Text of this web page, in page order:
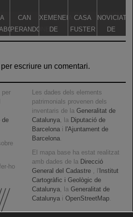
CAN
PERANDONES
- CASA
FARJAS
XEMENEIA
DE
L'ANTIGA
C.E.L.O.
CASA
FUSTER
NOVICIAT
DE
NOSTRA
per escriure un comentari.
per
de
ho
Les dades dels elements
patrimonials provenen dels
inventaris de la Generalitat de
Catalunya , la Diputació de
Barcelona i l'Ajuntament de
Barcelona
El mapa base ha estat realitzat
amb dades de la Direcció
General del Cadastre , l' Institut
Cartogràfic i Geològic de
Catalunya , la Generalitat de
Catalunya i OpenStreetMap